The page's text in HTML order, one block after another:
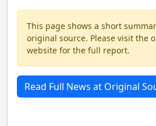
This page shows a short
original source. Please visit the
website for the full report.
Read Full News at Original